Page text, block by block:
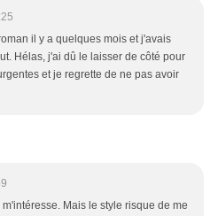
il y a quelques mois et j'avais
Hélas, j'ai dû le laisser de côté pour
et je regrette de ne pas avoir
Mais le style risque de me